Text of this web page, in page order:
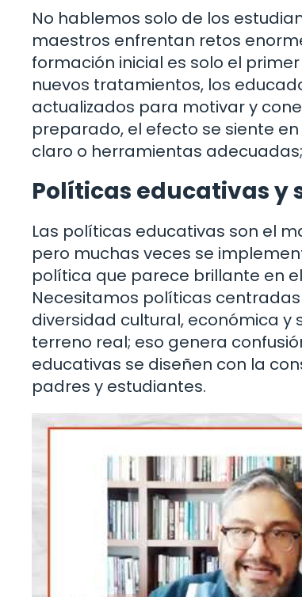
No hablemos solo de los
maestros enfrentan retos
formación inicial es solo el
nuevos tratamientos, los
actualizados para motivar y
preparado, el efecto se siente
claro o herramientas
Políticas educativas y
Las políticas educativas son el
pero muchas veces se
política que parece brillante en
Necesitamos políticas
diversidad cultural, económica y
terreno real; eso genera
educativas se diseñen con la
padres y estudiantes.